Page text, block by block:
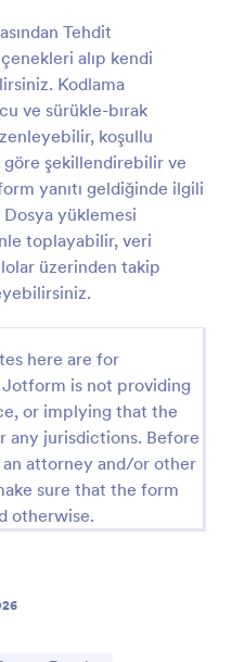
Tehdit
alıp kendi
Kodlama
ve sürükle-bırak
koşullu
göre şekillendirebilir ve
yanıtı geldiğinde ilgili
yüklemesi
toplayabilir, veri
üzerinden takip
here are for
is not providing
or implying that the
any jurisdictions. Before
attorney and/or other
sure that the form
otherwise.
veya belirli bir
olay, kaza veya
belgelemek için
formdur. Tarih, saat,
ve alınan önlemler gibi
yapılandırılmış bir
ve tutarlı
olarak etkin olay
için kuruluşlar için
form oluşturucusu
verimliliğini ve
ve yetenek sunar.
gibi popüler
entegrasyon
verileri kolayca
widget
ve
olay raporlarına